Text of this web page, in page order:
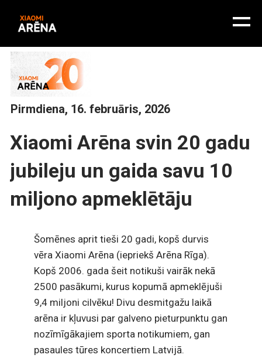
Pirmdiena, 16. februāris, 2026
Xiaomi Arēna svin 20 gadu
jubileju un gaida savu 10
miljono apmeklētāju
Šomēnes aprit tieši 20 gadi, kopš durvis
vēra Xiaomi Arēna (iepriekš Arēna Rīga).
Kopš 2006. gada šeit notikuši vairāk nekā
2500 pasākumi, kurus kopumā apmeklējuši
9,4 miljoni cilvēku! Divu desmitgažu laikā
arēna ir kļuvusi par galveno pieturpunktu gan
nozīmīgākajiem sporta notikumiem, gan
pasaules tūres koncertiem Latvijā.